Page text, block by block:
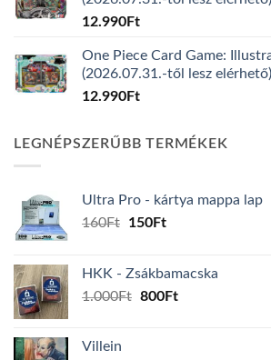
12.990Ft
One Piece Card Game:
(2026.07.31.-től lesz elérhető)
12.990Ft
LEGNÉPSZERŰBB TERMÉKEK
Ultra Pro - kártya mappa lap
160Ft
Original
160Ft.
150FtCurrent
150Ft.
HKK - Zsákbamacska
1.000Ft Original
800FtCurrent
Villein